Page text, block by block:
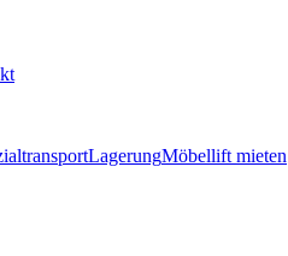
LagerungMöbellift mieten